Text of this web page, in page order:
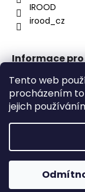
Tento web
procházením
jejich
Pro atypický
IROOD
irood_cz
Informace
O nás
Kontakty
Obchodní
Copyright